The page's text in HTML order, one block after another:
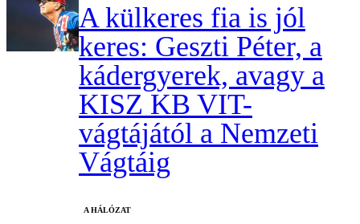
A külkeres fia is jól
keres: Geszti Péter, a
kádergyerek, avagy a
KISZ KB VIT-
vágtájától a Nemzeti
Vágtáig
A HÁLÓZAT